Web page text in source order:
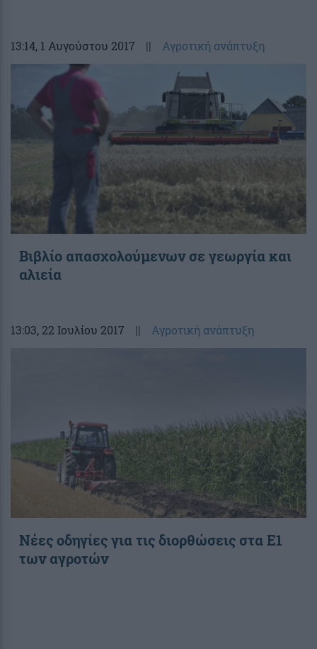
13:14, 1 Αυγούστου 2017 || Αγροτική ανάπτυξη
Βιβλίο απασχολούμενων σε γεωργία και
αλιεία
13:03, 22 Ιουλίου 2017 || Αγροτική ανάπτυξη
Νέες οδηγίες για τις διορθώσεις στα Ε1
των αγροτών